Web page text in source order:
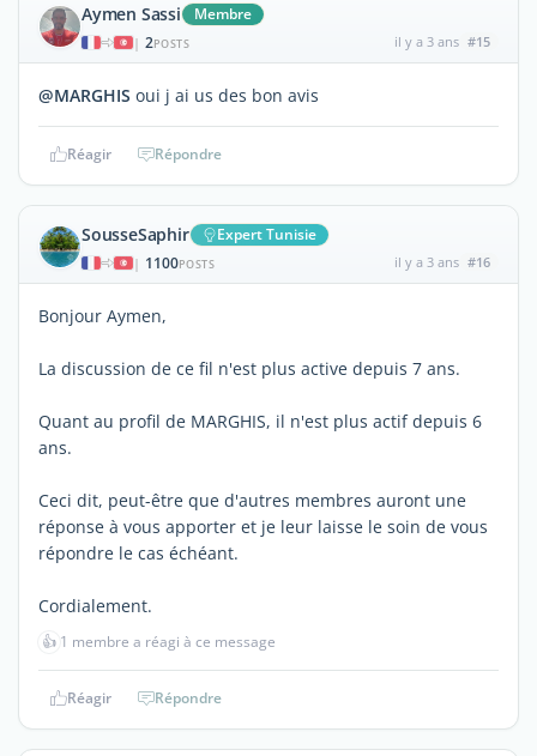
Aymen Sassi Membre
| 2POSTS il y a 3 ans #15
@MARGHIS oui j ai us des bon avis
Réagir Répondre
SousseSaphir Expert Tunisie
| 1100POSTS il y a 3 ans #16
Bonjour Aymen,
La discussion de ce fil n'est plus active depuis 7 ans.
Quant au profil de MARGHIS, il n'est plus actif depuis 6
ans.
Ceci dit, peut-être que d'autres membres auront une
réponse à vous apporter et je leur laisse le soin de vous
répondre le cas échéant.
Cordialement.
👍 1 membre a réagi à ce message
Réagir Répondre